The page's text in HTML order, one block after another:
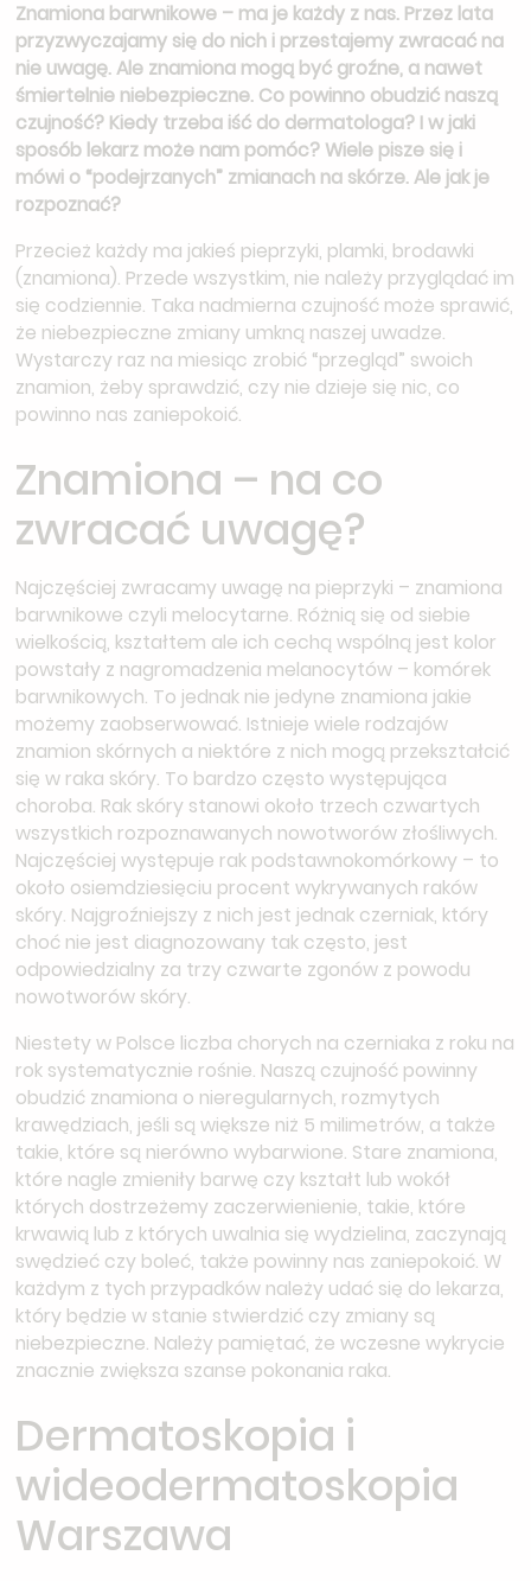
Znamiona barwnikowe – ma je każdy z nas. Przez lata
przyzwyczajamy się do nich i przestajemy zwracać na
nie uwagę. Ale znamiona mogą być groźne, a nawet
śmiertelnie niebezpieczne. Co powinno obudzić naszą
czujność? Kiedy trzeba iść do dermatologa? I w jaki
sposób lekarz może nam pomóc? Wiele pisze się i
mówi o “podejrzanych” zmianach na skórze. Ale jak je
rozpoznać?
Przecież każdy ma jakieś pieprzyki, plamki, brodawki
(znamiona). Przede wszystkim, nie należy przyglądać im
się codziennie. Taka nadmierna czujność może sprawić,
że niebezpieczne zmiany umkną naszej uwadze.
Wystarczy raz na miesiąc zrobić “przegląd” swoich
znamion, żeby sprawdzić, czy nie dzieje się nic, co
powinno nas zaniepokoić.
Znamiona – na co
zwracać uwagę?
Najczęściej zwracamy uwagę na pieprzyki – znamiona
barwnikowe czyli melocytarne. Różnią się od siebie
wielkością, kształtem ale ich cechą wspólną jest kolor
powstały z nagromadzenia melanocytów – komórek
barwnikowych. To jednak nie jedyne znamiona jakie
możemy zaobserwować. Istnieje wiele rodzajów
znamion skórnych a niektóre z nich mogą przekształcić
się w raka skóry. To bardzo często występująca
choroba. Rak skóry stanowi około trzech czwartych
wszystkich rozpoznawanych nowotworów złośliwych.
Najczęściej występuje rak podstawnokomórkowy – to
około osiemdziesięciu procent wykrywanych raków
skóry. Najgroźniejszy z nich jest jednak czerniak, który
choć nie jest diagnozowany tak często, jest
odpowiedzialny za trzy czwarte zgonów z powodu
nowotworów skóry.
Niestety w Polsce liczba chorych na czerniaka z roku na
rok systematycznie rośnie. Naszą czujność powinny
obudzić znamiona o nieregularnych, rozmytych
krawędziach, jeśli są większe niż 5 milimetrów, a także
takie, które są nierówno wybarwione. Stare znamiona,
które nagle zmieniły barwę czy kształt lub wokół
których dostrzeżemy zaczerwienienie, takie, które
krwawią lub z których uwalnia się wydzielina, zaczynają
swędzieć czy boleć, także powinny nas zaniepokoić. W
każdym z tych przypadków należy udać się do lekarza,
który będzie w stanie stwierdzić czy zmiany są
niebezpieczne. Należy pamiętać, że wczesne wykrycie
znacznie zwiększa szanse pokonania raka.
Dermatoskopia i
wideodermatoskopia
Warszawa